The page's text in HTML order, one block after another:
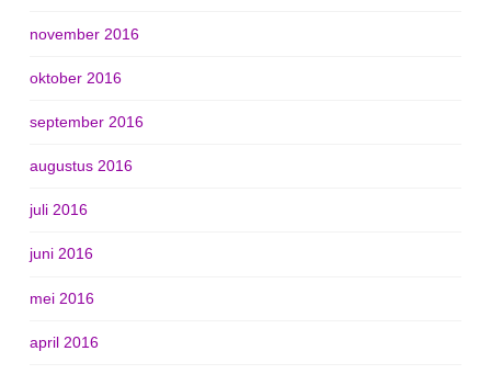
november 2016
oktober 2016
september 2016
augustus 2016
juli 2016
juni 2016
mei 2016
april 2016